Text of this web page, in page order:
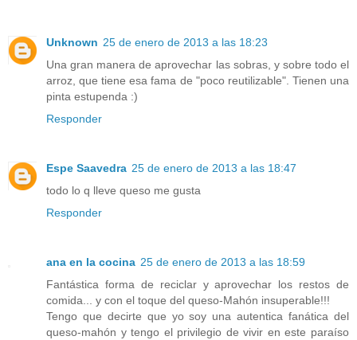
Unknown 25 de enero de 2013 a las 18:23
Una gran manera de aprovechar las sobras, y sobre todo el
arroz, que tiene esa fama de "poco reutilizable". Tienen una
pinta estupenda :)
Responder
Espe Saavedra 25 de enero de 2013 a las 18:47
todo lo q lleve queso me gusta
Responder
ana en la cocina 25 de enero de 2013 a las 18:59
Fantástica forma de reciclar y aprovechar los restos de
comida... y con el toque del queso-Mahón insuperable!!!
Tengo que decirte que yo soy una autentica fanática del
queso-mahón y tengo el privilegio de vivir en este paraíso